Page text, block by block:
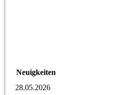
Neuigkeiten
28.05.2026